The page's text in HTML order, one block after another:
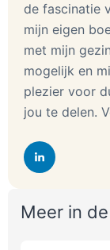
de fascinatie
mijn eigen
met mijn
mogelijk en
plezier voor
jou te delen.
Meer in